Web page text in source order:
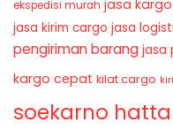
ekspedisi murah jasa kargo
jasa kirim cargo jasa
pengiriman barang jasa
kargo cepat kilat cargo
soekarno hatta